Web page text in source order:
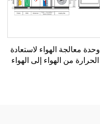
وحدة معالجة الهواء لاستعادة
الحرارة من الهواء إلى الهواء